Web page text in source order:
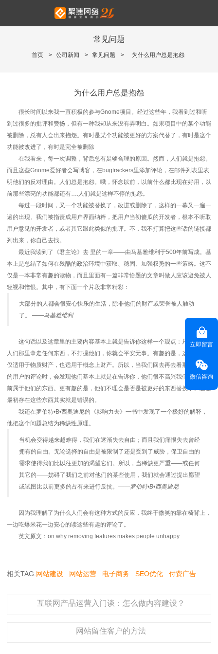
常见问题
首页 > 公司新闻 > 常见问题 > 为什么用户总是抱怨
为什么用户总是抱怨
很长时间以来我一直积极的参与Gnome项目。经过这些年，我看到过和听
到过很多的批评和赞扬，但有一种我却从来没有弄明白。如果项目中的某个功能
被删除，总有人会出来抱怨。有时是某个功能被更好的方案代替了，有时是这个
功能被改进了，有时是完全被删除
在我看来，每一次调整，背后总有足够合理的原因。然而，人们就是抱怨。
而且这些Gnome爱好者会写博客，在bugtrackers里添加评论，在邮件列表里表
明他们的反对理由。人们总是抱怨。哦，怀念以前，以前什么都比现在好用，以
前那些漂亮的功能都还有….人们就是这样不停的抱怨。
每过一段时间，又一个功能被替换了，改进或删除了，这样的一幕又一遍一
遍的出现。我们被指责成用户界面纳粹，把用户当初傻瓜的开发者，根本不听取
用户意见的开发者，或者其它跟此类似的批评。不，我不打算把这些话的链接都
列出来，你自己去找。
最近我读到了《君主论》去 里的一章——由马基雅维利于500年前写成。基
本上是总结了如何在残酷的政治环境中获取、稳固、加强权势的一些策略。这不
仅是一本非常有趣的读物，而且里面有一篇非常恰题的文章叫做人应该避免被人
轻视和憎恨。其中，有下面一个片段非常精彩：
大部分的人都会很安心快乐的生活，除非他们的财产或荣誉被人触动
了。 ——马基雅维利
这句话以及这章里的主要内容基本上就是告诉你这样一个观点：只有你不从
人们那里拿走任何东西，不打搅他们，你就会平安无事。有趣的是，这个原则不
仅适用于物质财产，也适用于概念上财产。所以，当我们回去再去看那些不高兴
的用户的评论时，会发现他们基本上就是在告诉你，他们很不高兴我们拿走了以
前属于他们的东西。更有趣的是，他们不理会是否是被更好的东西替换了、还是
最初存在这些东西其实就是错误的。
我还在罗伯特•B•西奥迪尼的《影响力去》一书中发现了一个极好的解释，
他把这个问题总结为稀缺性原理。
当机会变得越来越难得，我们在逐渐失去自由；而且我们痛恨失去曾经
拥有的自由。无论选择的自由是被限制了还是受到了威胁，保卫自由的
需求使得我们比以往更加的渴望它们。所以，当稀缺更严重——或任何
其它的——妨碍了我们之前对他们的某些使用，我们就会通过提出愿望
或试图比以前更多的占有来进行反抗。 ——罗伯特•B•西奥迪尼
因为我理解了为什么人们会有这种方式的反应，我终于微笑的靠在椅背上，
一边吃爆米花一边安心的读这些有趣的评论了。
英文原文：on why removing features makes people unhappy
相关TAG:网站建设 网站运营 电子商务 SEO优化 付费广告
互联网产品运营入门谈：怎么做内容建设？
网站留住客户的方法
立即留言
微信咨询